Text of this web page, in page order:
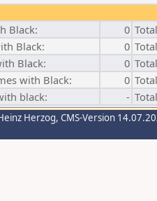
Black: 0
Black: 0
Black: 0
with Black: 0
black: -
Herzog, CMS-Version